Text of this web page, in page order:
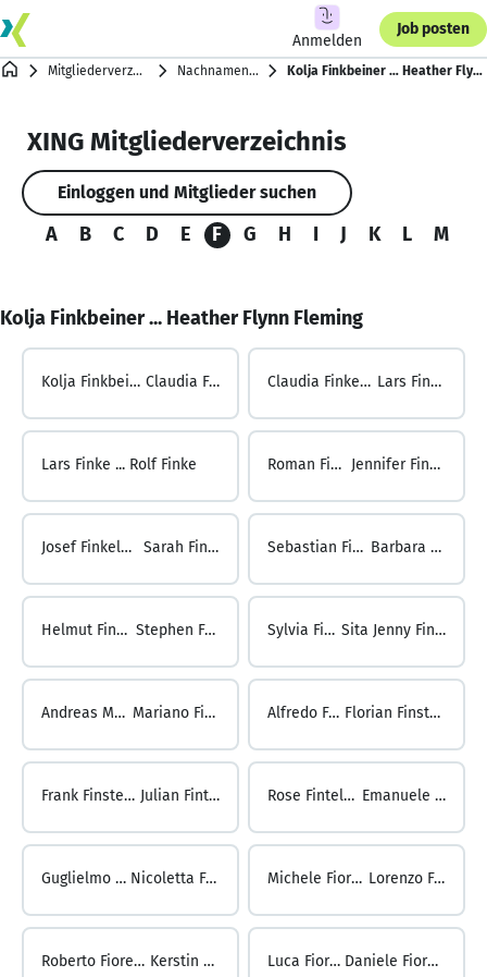
Anmelden
Job posten
Mitgliederverzeichnis Nachnamen mit F Kolja Finkbeiner … Heather Flynn Fleming
XING Mitgliederverzeichnis
Einloggen und Mitglieder suchen
A B C D E F G H I J K L M
Kolja Finkbeiner ... Heather Flynn Fleming
Kolja Finkbeiner ... Claudia Finke Claudia Finke ... Lars Finke
Lars Finke ... Rolf Finke Roman Finke ... Jennifer Finkeldei
Josef Finkeldei ... Sarah Finken Sebastian Finken ... Barbara Finker
Helmut Finker ... Stephen Finley Sylvia Finley ... Sita Jenny Finnendahl
Andreas M. Finner ... Mariano Finochietto Alfredo Finol ... Florian Finsterbusch
Frank Finsterbusch ... Julian Fintelmann Rose Fintelmann ... Emanuele Fiocchi
Guglielmo Fiocchi ... Nicoletta Fioravanzo Michele Fioravera ... Lorenzo Fiorello
Roberto Fiorello ... Kerstin Fiori Luca Fiori ... Daniele Fiorucci